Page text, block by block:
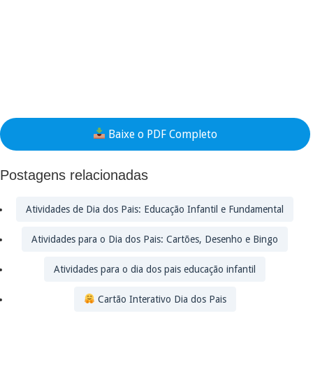
Baixe o PDF Completo
Postagens relacionadas
Atividades de Dia dos Pais: Educação Infantil e Fundamental
Atividades para o Dia dos Pais: Cartões, Desenho e Bingo
Atividades para o dia dos pais educação infantil
Cartão Interativo Dia dos Pais